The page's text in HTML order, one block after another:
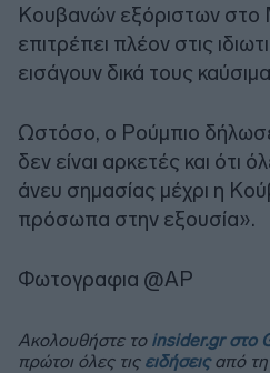
Κουβανών εξόριστων στο
επιτρέπει πλέον στις
εισάγουν δικά τους
Ωστόσο, ο Ρούμπιο
δεν είναι αρκετές και ότι
άνευ σημασίας μέχρι η
πρόσωπα στην εξουσία».
Φωτογραφια @AP
Ακολουθήστε το insider.gr στο
πρώτοι όλες τις ειδήσειςαπό